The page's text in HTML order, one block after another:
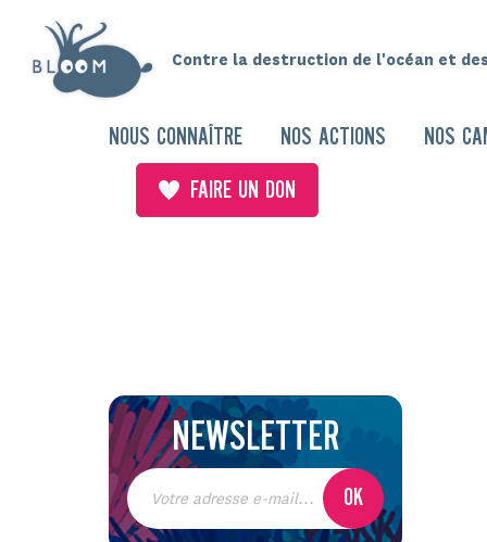
Contre la destruction de l'océan et
NOUS CONNAÎTRE NOS ACTIONS NOS
FAIRE UN DON
NEWSLETTER